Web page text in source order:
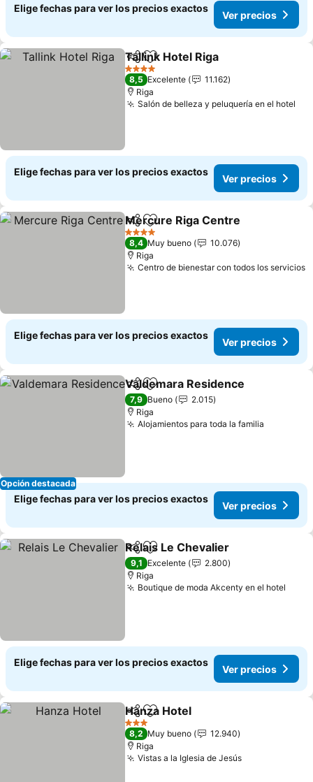
Elige fechas para ver los precios exactos
Ver precios
Compartir
Agregar a favoritos
Tallink Hotel Riga
4 Estrellas
8,5 Excelente
11.162
Riga
Salón de belleza y peluquería en el hotel
Elige fechas para ver los precios exactos
Ver precios
CompartirAgregar a favoritos
Mercure Riga Centre
4 Estrellas
8,4 Muy bueno
10.076
Riga
Centro de bienestar con todos los servicios
Elige fechas para ver los precios exactos
Ver precios
Opción destacada
CompartirAgregar a favoritos
Valdemara Residence
7,9 Bueno
2.015
Riga
Alojamientos para toda la familia
Elige fechas para ver los precios exactos
Ver precios
CompartirAgregar a favoritos
Relais Le Chevalier
9,1 Excelente
2.800
Riga
Boutique de moda Akcenty en el hotel
Elige fechas para ver los precios exactos
Ver precios
CompartirAgregar a favoritos
Hanza Hotel
3 Estrellas
8,2 Muy bueno
12.940
Riga
Vistas a la Iglesia de JesúsVer precios